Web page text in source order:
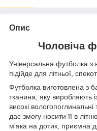
Опис
Чоловіча
Універсальна футболка з
підійде для літньої,
Футболка виготовлена з
тканина, яку виробляють
високі
дає змогу носити її в
м'яка на дотик, приємна